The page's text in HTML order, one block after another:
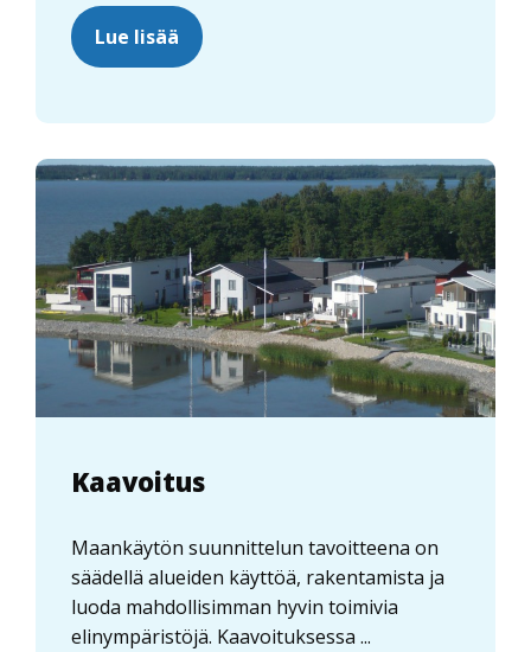
Lue lisää
Kaavoitus
Maankäytön suunnittelun tavoitteena on
säädellä alueiden käyttöä, rakentamista ja
luoda mahdollisimman hyvin toimivia
elinympäristöjä. Kaavoituksessa ...